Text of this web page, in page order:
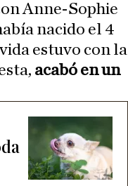
Anne-Sophie
nacido el 4
estuvo con la
acabó en un